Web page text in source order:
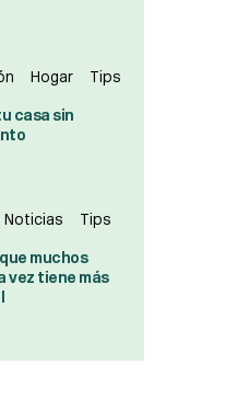
Hogar Tips
casa sin
Noticias Tips
muchos
vez tiene más